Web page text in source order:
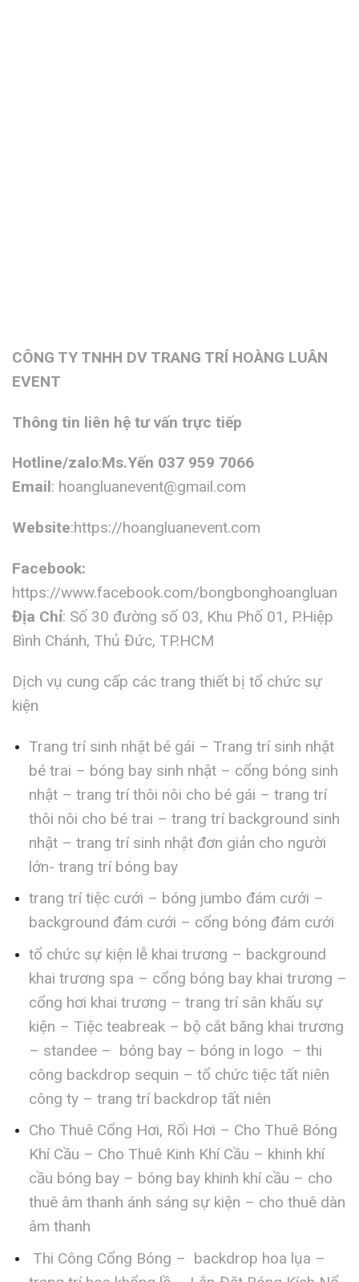
CÔNG TY TNHH DV TRANG TRÍ HOÀNG LUÂN
EVENT
Thông tin liên hệ tư vấn trực tiếp
Hotline/zalo:Ms.Yến 037 959 7066
Email: hoangluanevent@gmail.com
Website:https://hoangluanevent.com
Facebook:
https://www.facebook.com/bongbonghoangluan
Địa Chỉ: Số 30 đường số 03, Khu Phố 01, P.Hiệp
Bình Chánh, Thủ Đức, TP.HCM
Dịch vụ cung cấp các trang thiết bị tổ chức sự
kiện
Trang trí sinh nhật bé gái – Trang trí sinh nhật
bé trai – bóng bay sinh nhật – cổng bóng sinh
nhật – trang trí thôi nôi cho bé gái – trang trí
thôi nôi cho bé trai – trang trí background sinh
nhật – trang trí sinh nhật đơn giản cho người
lớn- trang trí bóng bay
trang trí tiệc cưới – bóng jumbo đám cưới –
background đám cưới – cổng bóng đám cưới
tổ chức sự kiện lễ khai trương – background
khai trương spa – cổng bóng bay khai trương –
cổng hơi khai trương – trang trí sân khấu sự
kiện – Tiệc teabreak – bộ cắt băng khai trương
– standee – bóng bay – bóng in logo – thi
công backdrop sequin – tổ chức tiệc tất niên
công ty – trang trí backdrop tất niên
Cho Thuê Cổng Hơi, Rối Hơi – Cho Thuê Bóng
Khí Cầu – Cho Thuê Kinh Khí Cầu – khinh khí
cầu bóng bay – bóng bay khinh khí cầu – cho
thuê âm thanh ánh sáng sự kiện – cho thuê dàn
âm thanh
Thi Công Cổng Bóng – backdrop hoa lụa –